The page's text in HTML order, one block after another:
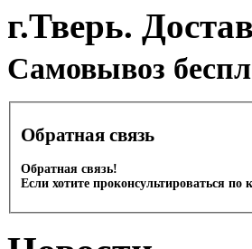
г.Тверь.
Cамовывоз
Обратная связь
Обратная связь!
Если хотите проконсультироваться